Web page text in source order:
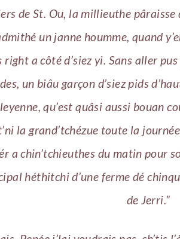
de St. Ou, la millieuthe pâraisse
un janne houmme, quand
right a côté d’siez yi. Sans aller
un biâu garçon d’siez pids
qu’est quâsi aussi bouan
la grand’tchézue toute la
a chin’tchieuthes du matin pour
héthitchi d’une ferme dé
de Jerri.”